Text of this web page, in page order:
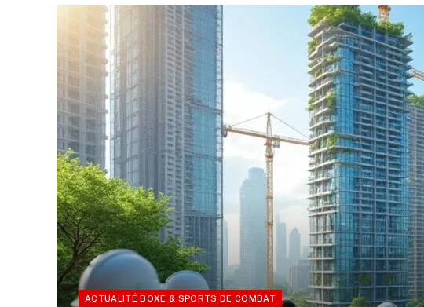
ACTUALITÉ BOXE & SPORTS DE COMBAT